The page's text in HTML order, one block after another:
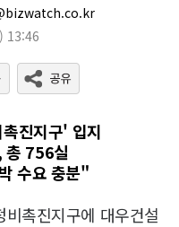
13:46
진지구' 입지
총 756실
수요 충분"
비촉진지구에 대우건설